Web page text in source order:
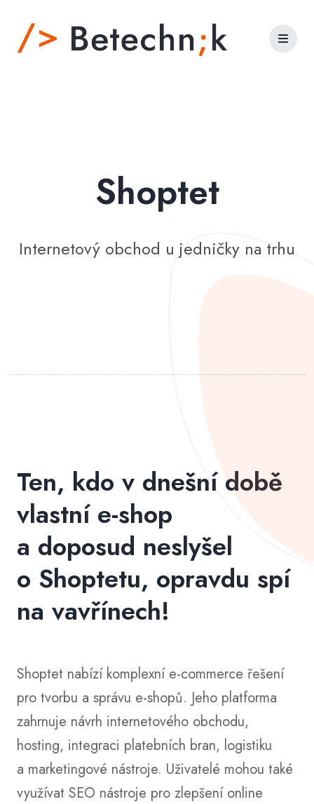
Shoptet
Internetový obchod u jedničky na trhu
Ten, kdo v dnešní době
vlastní e-shop
a doposud neslyšel
o Shoptetu, opravdu spí
na vavřínech!
Shoptet nabízí komplexní e-commerce řešení
pro tvorbu a správu e-shopů. Jeho platforma
zahrnuje návrh internetového obchodu,
hosting, integraci platebních bran, logistiku
a marketingové nástroje. Uživatelé mohou také
využívat SEO nástroje pro zlepšení online